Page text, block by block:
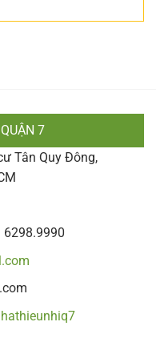
7
Tân Quy Đông,
6298.9990